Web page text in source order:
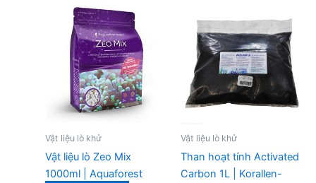
Vật liệu lò khử
Vật liệu lò Zeo Mix
1000ml | Aquaforest
Vật liệu lò khử
Than hoạt tính Activated
Carbon 1L | Korallen-